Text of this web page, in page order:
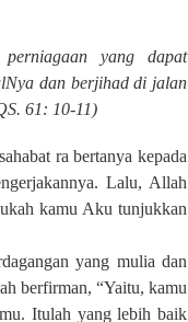
yang dapat
dan berjihad di jalan
61: 10-11)
ra bertanya kepada
Lalu, Allah
kamu Aku tunjukkan
yang mulia dan
berfirman, “Yaitu, kamu
Itulah yang lebih baik